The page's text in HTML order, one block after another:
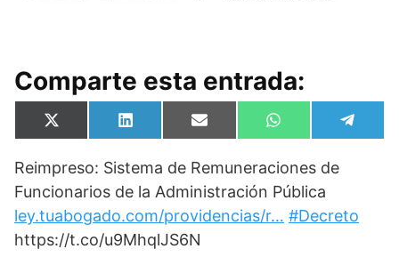
Comparte esta entrada:
Compartir
en
X
(
w
t
t
e
r
Compartir
en
L
i
k
e
d
I
n
Compartir
en
E
m
i
Compartir
en
W
h
t
s
A
p
en
e
a
m
Reimpreso: Sistema de Remuneraciones de
Funcionarios de la Administración Pública
ley.tuabogado.com/providencias/r… #Decreto
https://t.co/u9MhqlJS6N